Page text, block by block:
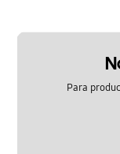
Para